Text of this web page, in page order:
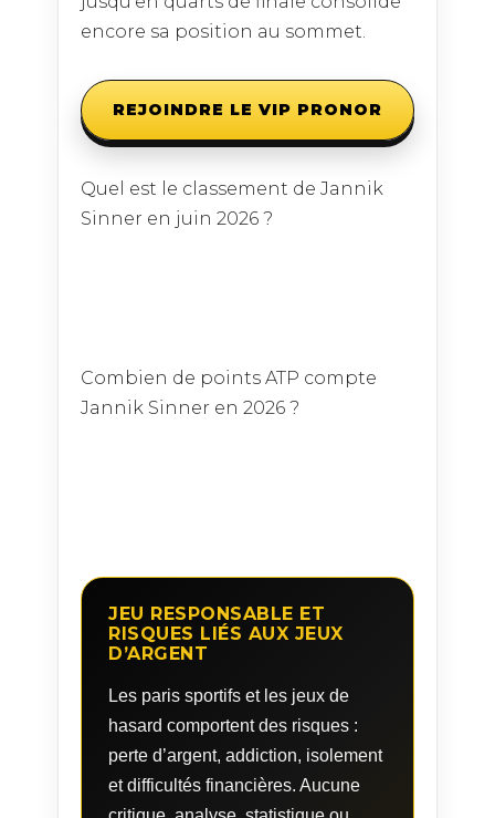
encore sa position au sommet.
REJOINDRE LE VIP PRONOR
Quel est le classement de Jannik
Sinner en juin 2026 ?
Combien de points ATP compte
Jannik Sinner en 2026 ?
JEU RESPONSABLE ET
RISQUES LIÉS AUX JEUX
D’ARGENT
Les paris sportifs et les jeux de
hasard comportent des risques :
perte d’argent, addiction, isolement
et difficultés financières. Aucune